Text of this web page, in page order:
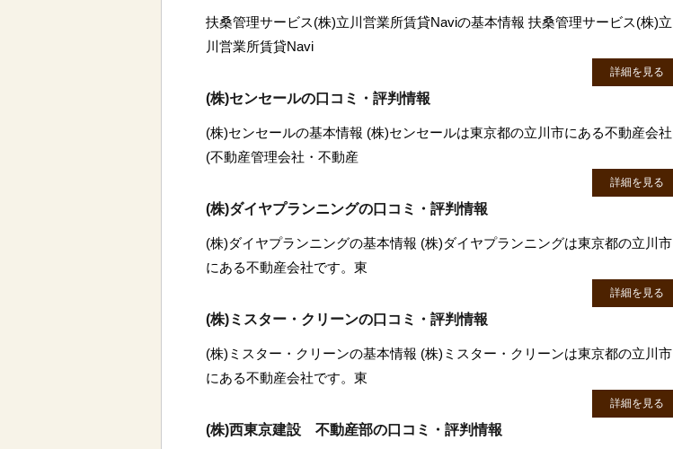
扶桑管理サービス(株)立川営業所賃貸Naviの基本情報 扶桑管理サービス(株)立
川営業所賃貸Navi
詳細を見る
(株)センセールの口コミ・評判情報
(株)センセールの基本情報 (株)センセールは東京都の立川市にある不動産会社
(不動産管理会社・不動産
詳細を見る
(株)ダイヤプランニングの口コミ・評判情報
(株)ダイヤプランニングの基本情報 (株)ダイヤプランニングは東京都の立川市
にある不動産会社です。東
詳細を見る
(株)ミスター・クリーンの口コミ・評判情報
(株)ミスター・クリーンの基本情報 (株)ミスター・クリーンは東京都の立川市
にある不動産会社です。東
詳細を見る
(株)西東京建設 不動産部の口コミ・評判情報